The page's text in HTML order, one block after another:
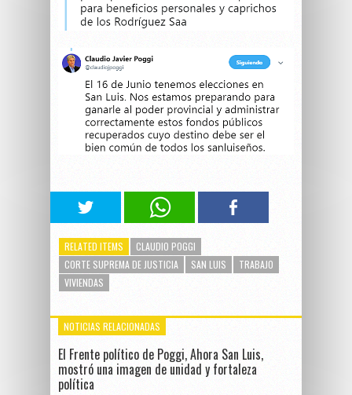
RELATED ITEMS
CLAUDIO POGGI
CORTE SUPREMA DE JUSTICIA
SAN LUIS
TRABAJO
VIVIENDAS
NOTICIAS RELACIONADAS
El Frente político de Poggi, Ahora San Luis,
mostró una imagen de unidad y fortaleza
política